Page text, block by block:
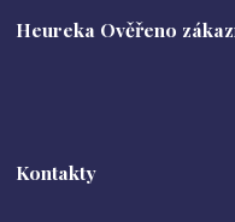
Heureka Ověřeno
Kontakty